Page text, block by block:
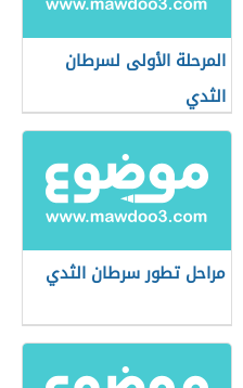
المرحلة الأولى لسرطان
الثدي
مراحل تطور سرطان الثدي